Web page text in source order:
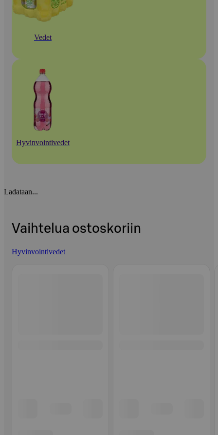
Vedet
Hyvinvointivedet
Ladataan...
Vaihtelua ostoskoriin
Hyvinvointivedet